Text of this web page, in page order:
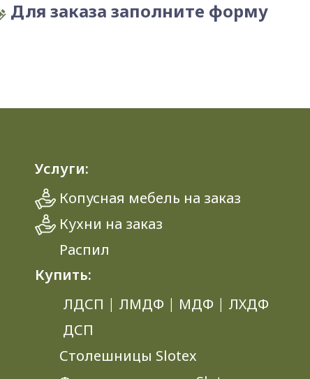
Для заказа заполните форму
Услуги:
Копусная мебель на заказ
Кухни на заказ
Распил
Купить:
ЛДСП | ЛМДФ | МДФ | ЛХДФ
ДСП
Столешницы Slotex